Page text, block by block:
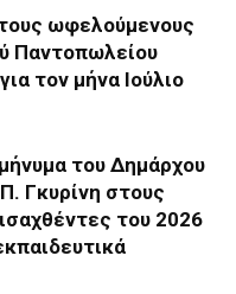
ωφελούμενους
Παντοπωλείου
τον μήνα Ιούλιο
του Δημάρχου
Γκυρίνη στους
του 2026